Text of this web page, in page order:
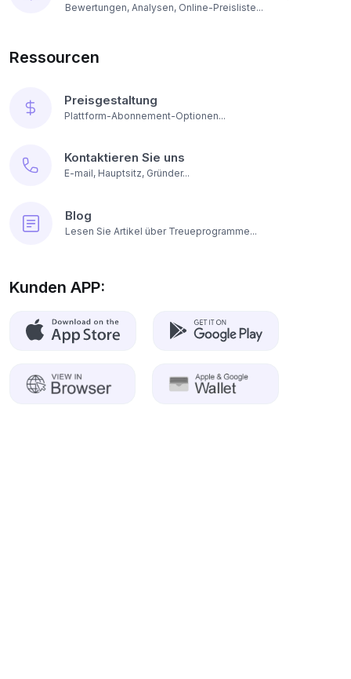
Bewertungen, Analysen, Online-Preisliste...
Ressourcen
Preisgestaltung
Plattform-Abonnement-Optionen...
Kontaktieren Sie uns
E-mail, Hauptsitz, Gründer...
Blog
Lesen Sie Artikel über Treueprogramme...
Kunden APP: